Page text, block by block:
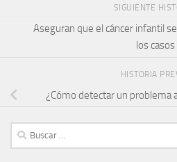
SIGUIENTE
Aseguran que el cáncer infantil
los casos
HISTORIA
¿Cómo detectar un problema
Buscar: